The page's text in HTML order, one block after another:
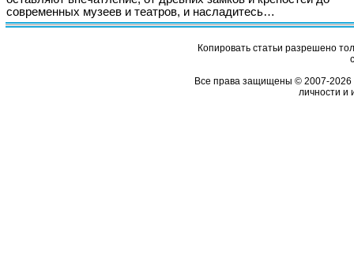
современных музеев и театров, и насладитесь…
Копировать статьи разрешено
Все права защищены © 2007-2026
личности и